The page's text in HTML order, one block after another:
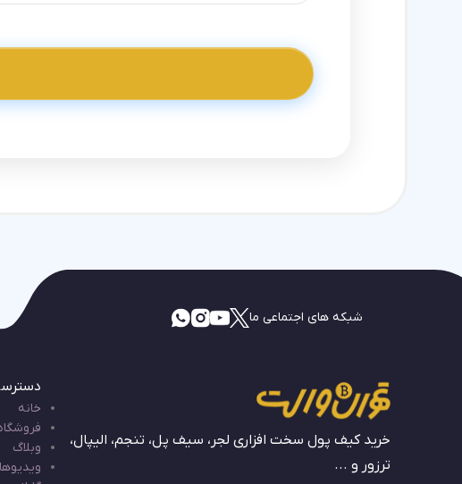
شبکه های اجتماعی ما
خرید کیف پول سخت افزاری لجر، سیف پل، تنجم، الیپال،
ترزور و ...
خانه
وبلاگ